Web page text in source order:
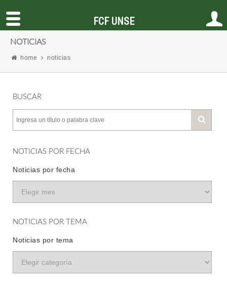
NOTICIAS
home noticias
BUSCAR
NOTICIAS POR FECHA
Noticias por fecha
NOTICIAS POR TEMA
Noticias por tema
FCF UNSE